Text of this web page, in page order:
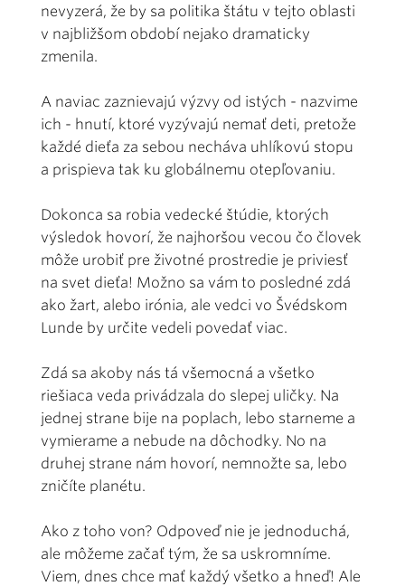
nevyzerá, že by sa politika štátu v tejto oblasti
v najbližšom období nejako dramaticky
zmenila.
A naviac zaznievajú výzvy od istých - nazvime
ich - hnutí, ktoré vyzývajú nemať deti, pretože
každé dieťa za sebou necháva uhlíkovú stopu
a prispieva tak ku globálnemu otepľovaniu.
Dokonca sa robia vedecké štúdie, ktorých
výsledok hovorí, že najhoršou vecou čo človek
môže urobiť pre životné prostredie je priviesť
na svet dieťa! Možno sa vám to posledné zdá
ako žart, alebo irónia, ale vedci vo Švédskom
Lunde by určite vedeli povedať viac.
Zdá sa akoby nás tá všemocná a všetko
riešiaca veda privádzala do slepej uličky. Na
jednej strane bije na poplach, lebo starneme a
vymierame a nebude na dôchodky. No na
druhej strane nám hovorí, nemnožte sa, lebo
zničíte planétu.
Ako z toho von? Odpoveď nie je jednoduchá,
ale môžeme začať tým, že sa uskromníme.
Viem, dnes chce mať každý všetko a hneď! Ale